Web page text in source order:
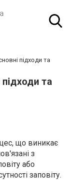
підходи та
та
що виникає
з
або
заповіту.